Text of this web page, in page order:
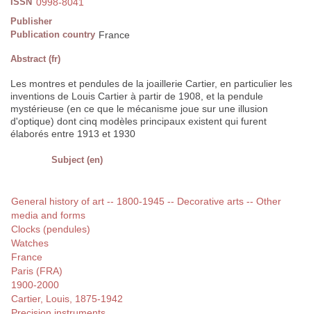
0998-8041
Publisher
Publication country France
Abstract (fr)
Les montres et pendules de la joaillerie Cartier, en particulier les
inventions de Louis Cartier à partir de 1908, et la pendule
mystérieuse (en ce que le mécanisme joue sur une illusion
d'optique) dont cinq modèles principaux existent qui furent
élaborés entre 1913 et 1930
Subject (en)
General history of art -- 1800-1945 -- Decorative arts -- Other
media and forms
Clocks (pendules)
Watches
France
Paris (FRA)
1900-2000
Cartier, Louis, 1875-1942